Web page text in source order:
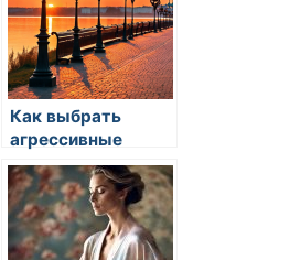
Как выбрать
агрессивные
блюда для
домашних
посиделок